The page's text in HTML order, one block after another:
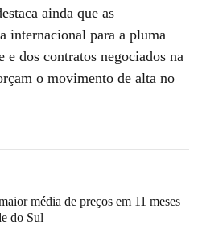
ainda que as
internacional para a pluma
dos contratos negociados na
o movimento de alta no
média de preços em 11 meses
do Sul